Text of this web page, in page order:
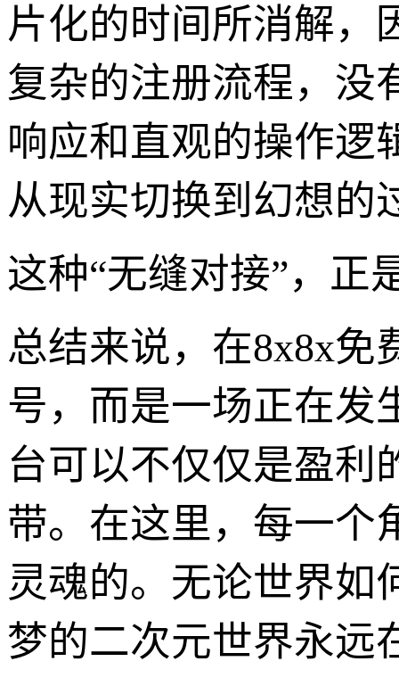
片化的时间所消解，
复杂的注册流程，没
响应和直观的操作逻
从现实切换到幻想的
这种“无缝对接”，正
总结来说，在8x8x免
号，而是一场正在发
台可以不仅仅是盈利
带。在这里，每一个
灵魂的。无论世界如
梦的二次元世界永远